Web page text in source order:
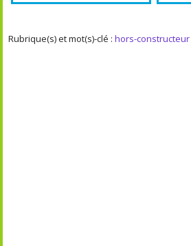
Rubrique(s) et mot(s)-clé :hors-constructeur